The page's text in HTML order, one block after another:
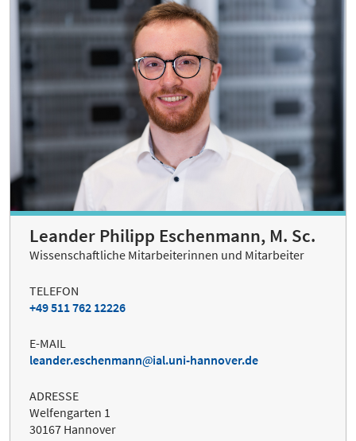
Leander Philipp Eschenmann, M. Sc.
Wissenschaftliche Mitarbeiterinnen und Mitarbeiter
TELEFON
+49 511 762 12226
E-MAIL
leander.eschenmann
ial.uni-hannover.de
ADRESSE
Welfengarten 1
30167 Hannover